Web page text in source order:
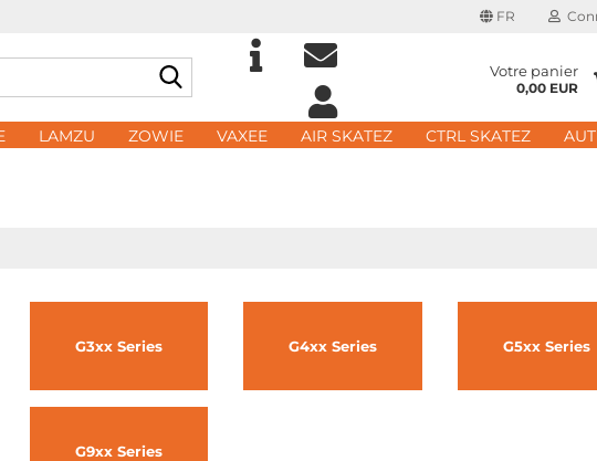
FR
Choisir la langue
Domicile
eMail
Mot de passe oublié?
Rechercher... Votre panier
0,00 EUR
LAMZU ZOWIE VAXEE AIR SKATEZ CTRL SKATEZ
G3xx Series G4xx Series G5xx Series
G9xx Series